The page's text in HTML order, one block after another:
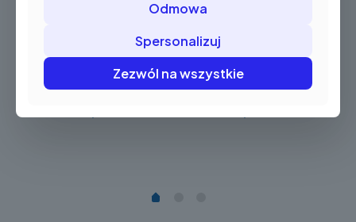
Terminal PAX A920
1.999,00 zł
(2.458,77
Vero + GoPOS +
Terminal PAX A920
2.199,00 zł
(2.704,77
Odmowa
Spersonalizuj
Zezwól na wszystkie